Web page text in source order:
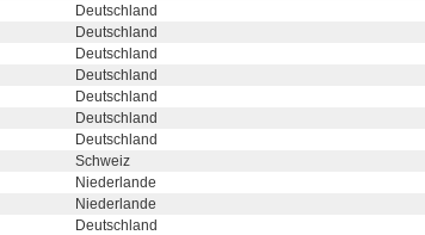
Deutschland
Deutschland
Deutschland
Deutschland
Deutschland
Deutschland
Deutschland
Schweiz
Niederlande
Niederlande
Deutschland